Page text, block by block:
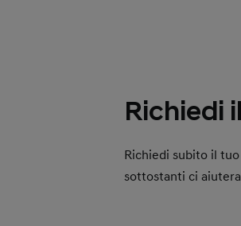
Richiedi
Richiedi subito il
sottostanti ci